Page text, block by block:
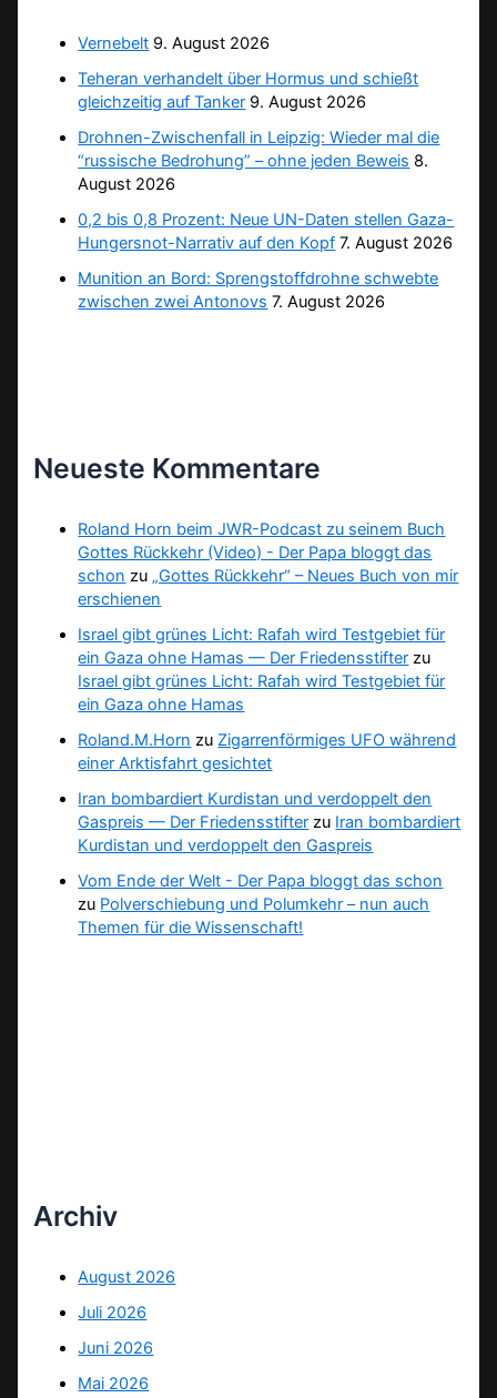
Vernebelt 9. August 2026
Teheran verhandelt über Hormus und schießt
gleichzeitig auf Tanker 9. August 2026
Drohnen-Zwischenfall in Leipzig: Wieder mal die
“russische Bedrohung” – ohne jeden Beweis 8.
August 2026
0,2 bis 0,8 Prozent: Neue UN-Daten stellen Gaza-
Hungersnot-Narrativ auf den Kopf 7. August 2026
Munition an Bord: Sprengstoffdrohne schwebte
zwischen zwei Antonovs 7. August 2026
Neueste Kommentare
Roland Horn beim JWR-Podcast zu seinem Buch
Gottes Rückkehr (Video) - Der Papa bloggt das
schon zu „Gottes Rückkehr“ – Neues Buch von mir
erschienen
Israel gibt grünes Licht: Rafah wird Testgebiet für
ein Gaza ohne Hamas — Der Friedensstifter zu
Israel gibt grünes Licht: Rafah wird Testgebiet für
ein Gaza ohne Hamas
Roland.M.Horn zu Zigarrenförmiges UFO während
einer Arktisfahrt gesichtet
Iran bombardiert Kurdistan und verdoppelt den
Gaspreis — Der Friedensstifter zu Iran bombardiert
Kurdistan und verdoppelt den Gaspreis
Vom Ende der Welt - Der Papa bloggt das schon
zu Polverschiebung und Polumkehr – nun auch
Themen für die Wissenschaft!
Archiv
August 2026
Juli 2026
Juni 2026
Mai 2026